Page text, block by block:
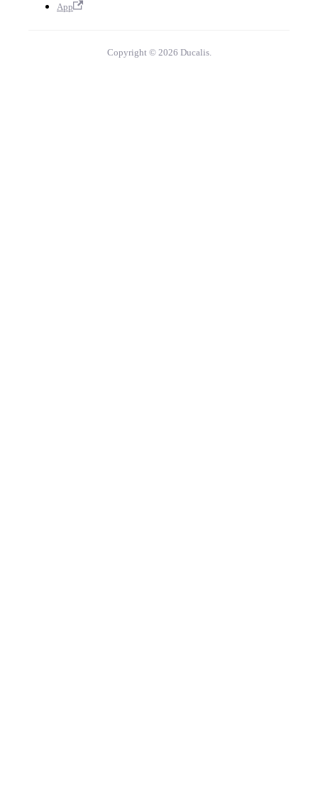
App
Copyright © 2026 Ducalis.